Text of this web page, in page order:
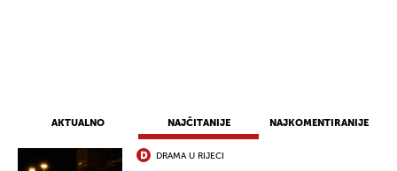
AKTUALNO NAJČITANIJE NAJKOMENTIRANIJE
DRAMA U RIJECI